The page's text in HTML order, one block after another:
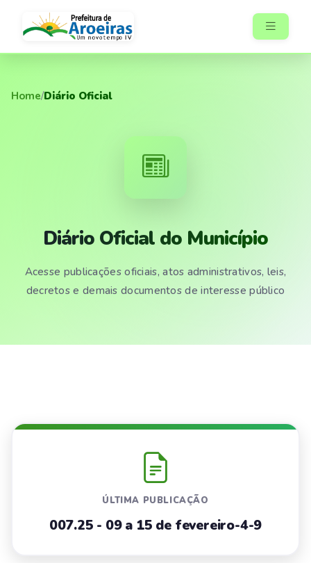
Home/Diário Oficial
Diário Oficial do Município
Acesse publicações oficiais, atos administrativos, leis,
decretos e demais documentos de interesse público
ÚLTIMA PUBLICAÇÃO
007.25 - 09 a 15 de fevereiro-4-9